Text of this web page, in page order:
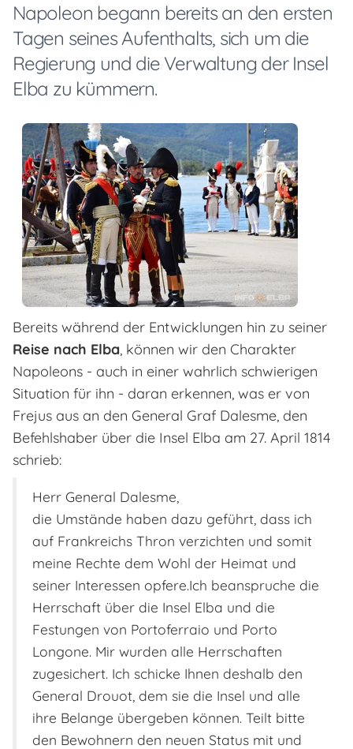
Napoleon begann bereits an den ersten
Tagen seines Aufenthalts, sich um die
Regierung und die Verwaltung der Insel
Elba zu kümmern.
Bereits während der Entwicklungen hin zu seiner
Reise nach Elba, können wir den Charakter
Napoleons - auch in einer wahrlich schwierigen
Situation für ihn - daran erkennen, was er von
Frejus aus an den General Graf Dalesme, den
Befehlshaber über die Insel Elba am 27. April 1814
schrieb:
Herr General Dalesme,
die Umstände haben dazu geführt, dass ich
auf Frankreichs Thron verzichten und somit
meine Rechte dem Wohl der Heimat und
seiner Interessen opfere.Ich beanspruche die
Herrschaft über die Insel Elba und die
Festungen von Portoferraio und Porto
Longone. Mir wurden alle Herrschaften
zugesichert. Ich schicke Ihnen deshalb den
General Drouot, dem sie die Insel und alle
ihre Belange übergeben können. Teilt bitte
den Bewohnern den neuen Status mit und